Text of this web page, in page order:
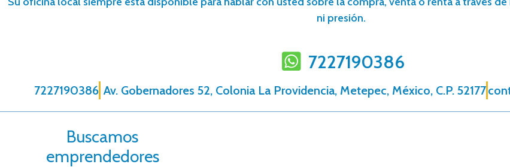
ni presión.
7227190386
7227190386 Av. Gobernadores 52, Colonia La Providencia, Metepec, México, C.P. 52177
Buscamos
emprendedores